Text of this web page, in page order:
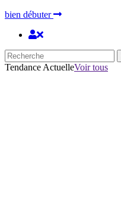
bien débuter
Tendance ActuelleVoir tous